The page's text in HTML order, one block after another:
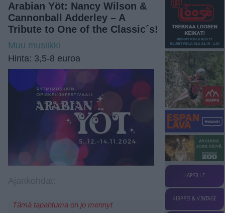
Arabian Yöt: Nancy Wilson &
Cannonball Adderley – A
Tribute to One of the Classic´s!
Muu musiikki
Hinta: 3,5-8 euroa
Tämä tapahtuma on jo mennyt
LAPSILLE
KIRPPIS & VINTAGE